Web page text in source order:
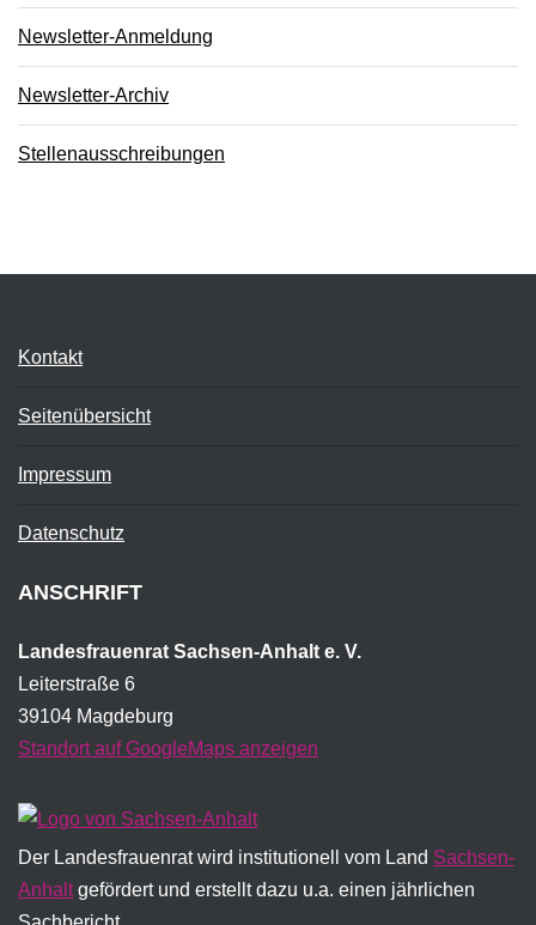
Newsletter-Anmeldung
Newsletter-Archiv
Stellenausschreibungen
Kontakt
Seitenübersicht
Impressum
Datenschutz
ANSCHRIFT
Landesfrauenrat Sachsen-Anhalt e. V.
Leiterstraße 6
39104 Magdeburg
Standort auf GoogleMaps anzeigen
Der Landesfrauenrat wird institutionell vom Land Sachsen-
Anhaltgefördert und erstellt dazu u.a. einen jährlichen